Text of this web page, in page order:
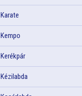
Karate
Kempo
Kerékpár
Kézilabda